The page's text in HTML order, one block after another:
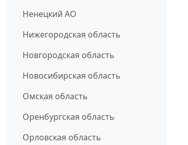
Ненецкий АО
Нижегородская область
Новгородская область
Новосибирская область
Омская область
Оренбургская область
Орловская область